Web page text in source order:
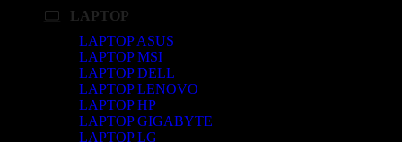
LAPTOP
LAPTOP ASUS
LAPTOP MSI
LAPTOP DELL
LAPTOP LENOVO
LAPTOP HP
LAPTOP GIGABYTE
LAPTOP LG